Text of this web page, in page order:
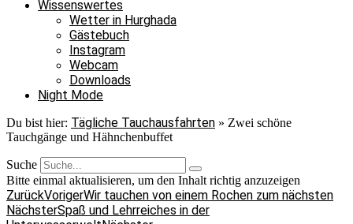
Wissenswertes
Wetter in Hurghada
Gästebuch
Instagram
Webcam
Downloads
Night Mode
Du bist hier: Tägliche Tauchausfahrten » Zwei schöne
Tauchgänge und Hähnchenbuffet
Suche
Bitte einmal aktualisieren, um den Inhalt richtig anzuzeigen
ZurückVorigerWir tauchen von einem Rochen zum nächsten
NächsterSpaß und Lehrreiches in der